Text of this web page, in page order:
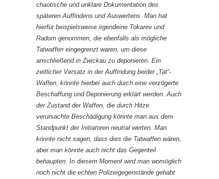
chaotische und unklare Dokumentation des
späteren Auffindens und Auswertens. Man hat
hierfür beispielsweise irgendeine Tokarev und
Radom genommen, die ebenfalls als mögliche
Tatwaffen eingegrenzt waren, um diese
anschließend in Zwickau zu deponieren. Ein
zeitlicher Versatz in der Auffindung beider „Tat“-
Waffen, könnte hierbei auch durch eine verzögerte
Beschaffung und Deponierung erklärt werden. Auch
der Zustand der Waffen, die durch Hitze
verursachte Beschädigung könnte man aus dem
Standpunkt der Initiatoren neutral werten. Man
könnte nicht sagen, dass dies die Tatwaffen wären,
aber man könnte auch nicht das Gegenteil
behaupten. In diesem Moment wird man womöglich
noch nicht die echten Polizeigegenstände gehabt